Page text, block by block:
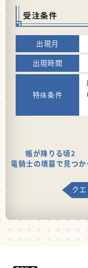
受注条件
帳が降りる頃2
竜騎士の墳墓で見つか
ク